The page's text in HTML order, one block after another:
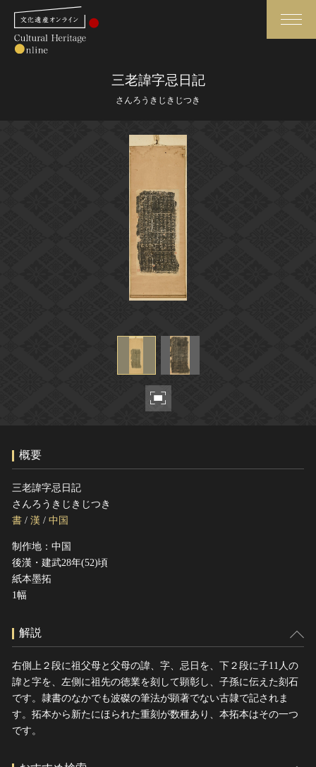
さらに詳細検索
媒体資料・関連記事等
博物館、美術館の皆さまへ
文化庁よりご挨拶
今月のみどころ
お知らせ一覧
このサイトについて
関連サイトリンク
サイトマップ
サイトのご意見はこちら
文化遺産データベース
国指定文化財等データベース
三老諱字忌日記
さんろうきじきじつき
概要
三老諱字忌日記
さんろうきじきじつき
書 / 漢 / 中国
制作地：中国
後漢・建武28年(52)頃
紙本墨拓
1幅
解説
右側上２段に祖父母と父母の諱、字、忌日を、下２段に子11人の
諱と字を、左側に祖先の徳業を刻して顕彰し、子孫に伝えた刻石
です。隷書のなかでも波磔の筆法が顕著でない古隷で記されま
す。拓本から新たにほられた重刻が数種あり、本拓本はその一つ
です。